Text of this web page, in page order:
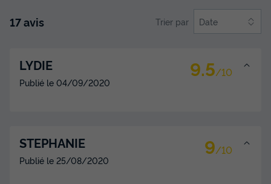
17 avis Trier par Date
LYDIE 9.5/10
Publié le 04/09/2020
STEPHANIE 9/10
Publié le 25/08/2020